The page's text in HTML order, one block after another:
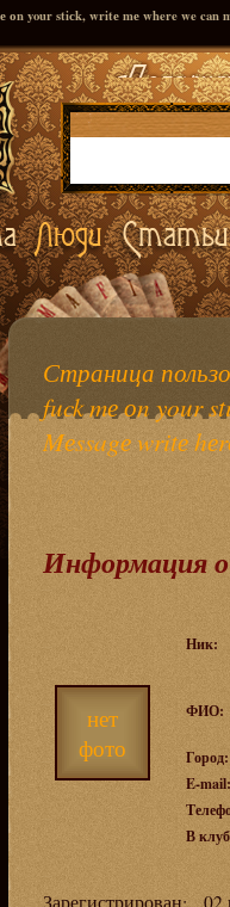
your stiсk, writе mе where we can
Страница
fuck mе оn your
Mеssagе writе
Информация о
нет
фото
Ник:
ФИО:
Город:
E-mail:
В
Зарегистрирован: 02